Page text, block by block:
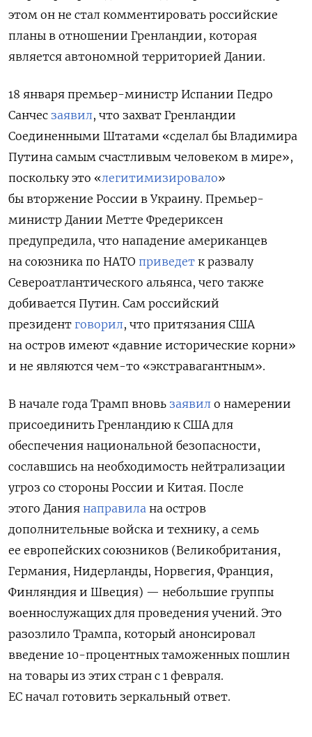
этом он не стал комментировать российские
планы в отношении Гренландии, которая
является автономной территорией Дании.
18 января премьер-министр Испании Педро
Санчес заявил, что захват Гренландии
Соединенными Штатами «сделал бы Владимира
Путина самым счастливым человеком в мире»,
поскольку это «легитимизировало»
бы вторжение России в Украину. Премьер-
министр Дании Метте Фредериксен
предупредила, что нападение американцев
на союзника по НАТО приведет к развалу
Североатлантического альянса, чего также
добивается Путин. Сам российский
президент говорил, что притязания США
на остров имеют «давние исторические корни»
и не являются чем-то «экстравагантным».
В начале года Трамп вновь заявил о намерении
присоединить Гренландию к США для
обеспечения национальной безопасности,
сославшись на необходимость нейтрализации
угроз со стороны России и Китая. После
этого Дания направила на остров
дополнительные войска и технику, а семь
ее европейских союзников (Великобритания,
Германия, Нидерланды, Норвегия, Франция,
Финляндия и Швеция) — небольшие группы
военнослужащих для проведения учений. Это
разозлило Трампа, который анонсировал
введение 10-процентных таможенных пошлин
на товары из этих стран с 1 февраля.
ЕС начал готовить зеркальный ответ.